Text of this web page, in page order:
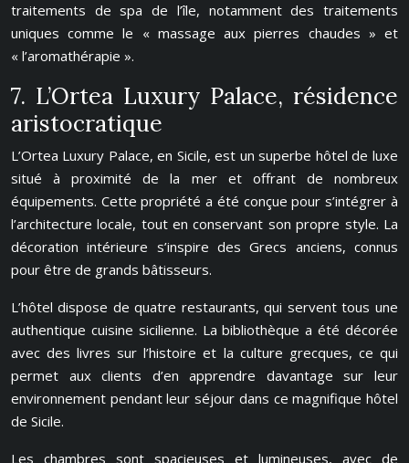
traitements de spa de l’île, notamment des traitements
uniques comme le « massage aux pierres chaudes » et
« l’aromathérapie ».
7. L’Ortea Luxury Palace, résidence
aristocratique
L’Ortea Luxury Palace, en Sicile, est un superbe hôtel de luxe
situé à proximité de la mer et offrant de nombreux
équipements. Cette propriété a été conçue pour s’intégrer à
l’architecture locale, tout en conservant son propre style. La
décoration intérieure s’inspire des Grecs anciens, connus
pour être de grands bâtisseurs.
L’hôtel dispose de quatre restaurants, qui servent tous une
authentique cuisine sicilienne. La bibliothèque a été décorée
avec des livres sur l’histoire et la culture grecques, ce qui
permet aux clients d’en apprendre davantage sur leur
environnement pendant leur séjour dans ce magnifique hôtel
de Sicile.
Les chambres sont spacieuses et lumineuses, avec de